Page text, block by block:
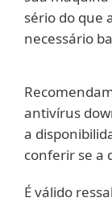
sério do que
necessário
antivírus
a
conferir se a
É válido